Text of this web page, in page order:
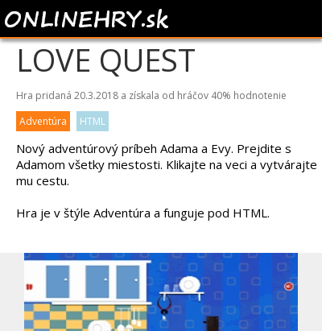
ADAM AND EVE 8:
LOVE QUEST
Hra pridaná 20.3.2018 a získala od hráčov 40% hodnotenie
Adventúra
HTML
Nový adventúrový príbeh Adama a Evy. Prejdite s
Adamom všetky miestosti. Klikajte na veci a vytvárajte
mu cestu.
Hra je v štýle Adventúra a funguje pod HTML.